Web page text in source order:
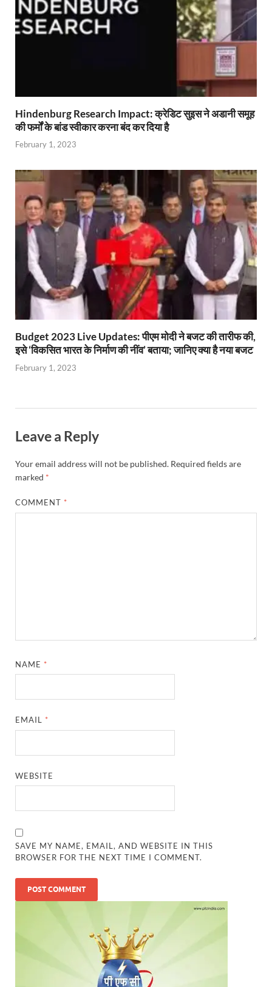
Hindenburg Research Impact: क्रेडिट सुइस ने अडानी समूह
की फर्मों के बांड स्वीकार करना बंद कर दिया है
February 1, 2023
Budget 2023 Live Updates: पीएम मोदी ने बजट की तारीफ की,
इसे ‘विकसित भारत के निर्माण की नींव’ बताया; जानिए क्या है नया बजट
February 1, 2023
Leave a Reply
Your email address will not be published. Required fields are
marked *
COMMENT *
NAME *
EMAIL *
WEBSITE
SAVE MY NAME, EMAIL, AND WEBSITE IN THIS
BROWSER FOR THE NEXT TIME I COMMENT.